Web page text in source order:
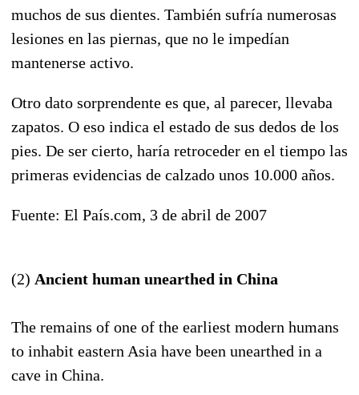
muchos de sus dientes. También sufría numerosas
lesiones en las piernas, que no le impedían
mantenerse activo.
Otro dato sorprendente es que, al parecer, llevaba
zapatos. O eso indica el estado de sus dedos de los
pies. De ser cierto, haría retroceder en el tiempo las
primeras evidencias de calzado unos 10.000 años.
Fuente: El País.com, 3 de abril de 2007
(2) Ancient human unearthed in China
The remains of one of the earliest modern humans
to inhabit eastern Asia have been unearthed in a
cave in China.